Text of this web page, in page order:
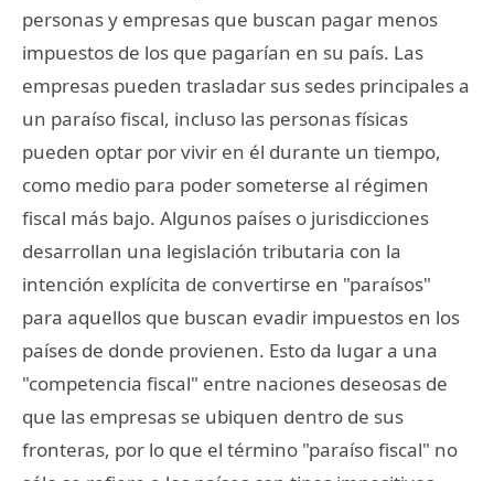
personas y empresas que buscan pagar menos
impuestos de los que pagarían en su país. Las
empresas pueden trasladar sus sedes principales a
un paraíso fiscal, incluso las personas físicas
pueden optar por vivir en él durante un tiempo,
como medio para poder someterse al régimen
fiscal más bajo. Algunos países o jurisdicciones
desarrollan una legislación tributaria con la
intención explícita de convertirse en "paraísos"
para aquellos que buscan evadir impuestos en los
países de donde provienen. Esto da lugar a una
"competencia fiscal" entre naciones deseosas de
que las empresas se ubiquen dentro de sus
fronteras, por lo que el término "paraíso fiscal" no